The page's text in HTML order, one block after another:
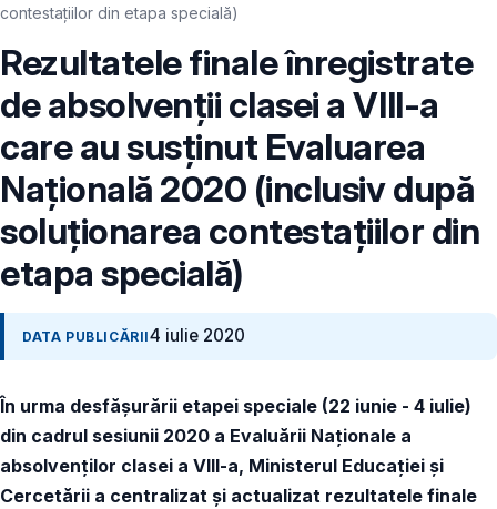
contestațiilor din etapa specială)
Rezultatele finale înregistrate
de absolvenții clasei a VIII-a
care au susținut Evaluarea
Națională 2020 (inclusiv după
soluționarea contestațiilor din
etapa specială)
DATA PUBLICĂRII4 iulie 2020
În urma desfășurării etapei speciale (22 iunie - 4 iulie)
din cadrul sesiunii 2020 a Evaluării Naționale a
absolvenților clasei a VIII-a, Ministerul Educației și
Cercetării a centralizat și actualizat rezultatele finale